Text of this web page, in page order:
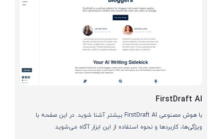
FirstDraft AI
با هوش مصنوعی FirstDraft AI بیشتر آشنا شوید. در این صفحه با
ویژگی‌ها، کاربردها و نحوه استفاده از این ابزار آگاه می‌شوید